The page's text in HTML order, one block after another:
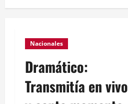
Nacionales
Dramático:
Transmitía en vivo